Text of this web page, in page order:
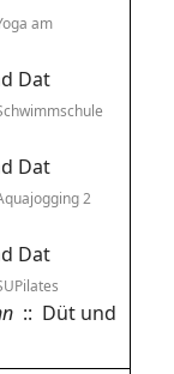
am
Dat
Dat
2
Dat
:: Düt und